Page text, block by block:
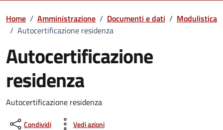
Home / Amministrazione / Documenti e dati / Modulistica
/ Autocertificazione residenza
Autocertificazione
residenza
Dettagli del documento
Autocertificazione residenza
Condividi Vedi azioni